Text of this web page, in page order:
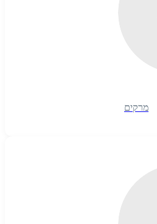
מרקים